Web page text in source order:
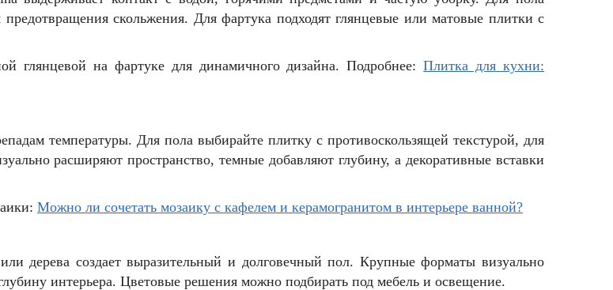
предотвращения скольжения. Для фартука подходят глянцевые или матовые плитки с
глянцевой на фартуке для динамичного дизайна. Подробнее:Плитка для кухни:
температуры. Для пола выбирайте плитку с противоскользящей текстурой, для
расширяют пространство, темные добавляют глубину, а декоративные вставки
Можно ли сочетать мозаику с кафелем и керамогранитом в интерьере ванной?
дерева создает выразительный и долговечный пол. Крупные форматы визуально
интерьера. Цветовые решения можно подбирать под мебель и освещение.